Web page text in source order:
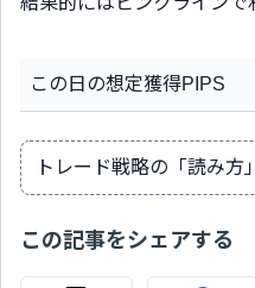
この日の想定獲得PIPS
トレード戦略の「読み
この記事をシェアする